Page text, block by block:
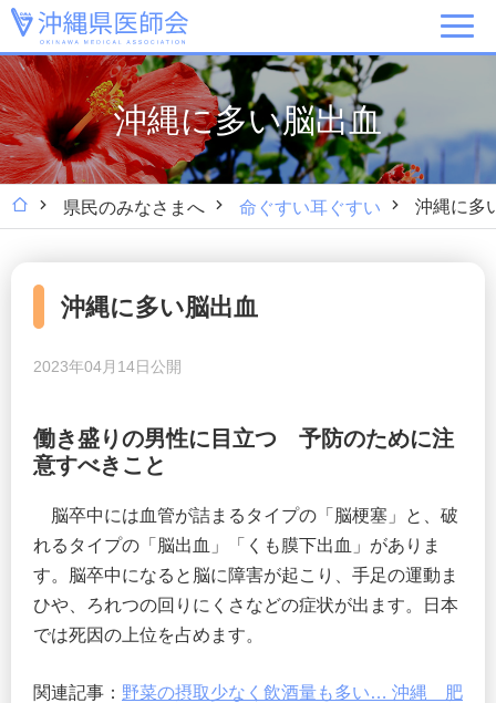
沖縄に多い脳出血
県民のみなさまへ 命ぐすい耳ぐすい 沖縄に多
沖縄に多い脳出血
2023年04月14日公開
働き盛りの男性に目立つ 予防のために注
意すべきこと
脳卒中には血管が詰まるタイプの「脳梗塞」と、破
れるタイプの「脳出血」「くも膜下出血」がありま
す。脳卒中になると脳に障害が起こり、手足の運動ま
ひや、ろれつの回りにくさなどの症状が出ます。日本
では死因の上位を占めます。
関連記事： 野菜の摂取少なく飲酒量も多い… 沖縄 肥